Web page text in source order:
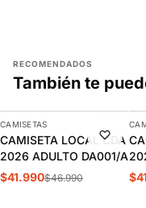
RECOMENDADOS
También te
-11%
AGREGAR
CAMISETAS
CAMISETA LOCAL CDA
2026 ADULTO DA001/A
$41.990$46.990